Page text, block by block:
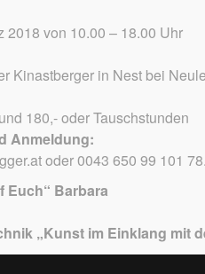
2018 von 10.00 – 18.00 Uhr
Kinastberger in Nest bei
180,- oder Tauschstunden
Anmeldung:
oder 0043 650 99 101
Euch“ Barbara
„Kunst im Einklang mit